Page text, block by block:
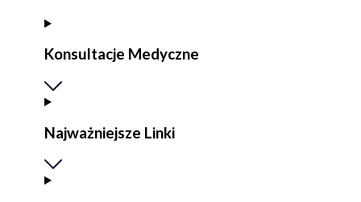
Konsultacje Medyczne
Najważniejsze Linki